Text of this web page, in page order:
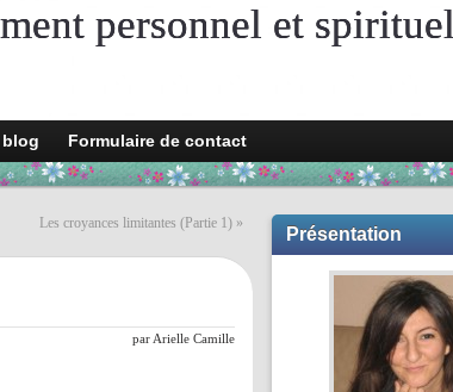
personnel et spirituel
Formulaire de contact
Les croyances limitantes (Partie 1) »
par Arielle Camille
Présentation